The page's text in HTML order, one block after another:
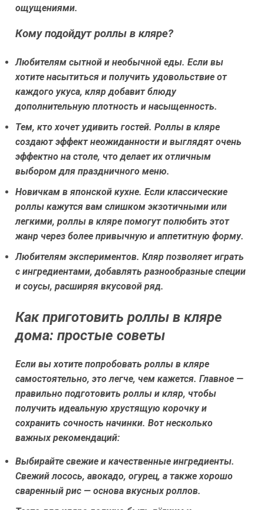
ощущениями.
Кому подойдут роллы в кляре?
Любителям сытной и необычной еды. Если вы
хотите насытиться и получить удовольствие от
каждого укуса, кляр добавит блюду
дополнительную плотность и насыщенность.
Тем, кто хочет удивить гостей. Роллы в кляре
создают эффект неожиданности и выглядят очень
эффектно на столе, что делает их отличным
выбором для праздничного меню.
Новичкам в японской кухне. Если классические
роллы кажутся вам слишком экзотичными или
легкими, роллы в кляре помогут полюбить этот
жанр через более привычную и аппетитную форму.
Любителям экспериментов. Кляр позволяет играть
с ингредиентами, добавлять разнообразные специи
и соусы, расширяя вкусовой ряд.
Как приготовить роллы в кляре
дома: простые советы
Если вы хотите попробовать роллы в кляре
самостоятельно, это легче, чем кажется. Главное —
правильно подготовить роллы и кляр, чтобы
получить идеальную хрустящую корочку и
сохранить сочность начинки. Вот несколько
важных рекомендаций:
Выбирайте свежие и качественные ингредиенты.
Свежий лосось, авокадо, огурец, а также хорошо
сваренный рис — основа вкусных роллов.